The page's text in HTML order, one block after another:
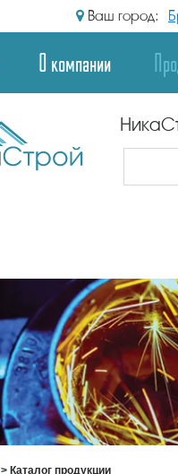
Ваш город:
О компании
> Каталог продукции